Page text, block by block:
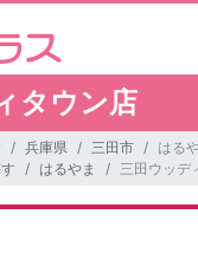
タウン店
兵庫県 三田市
はる
はるやま 三田ウッデ